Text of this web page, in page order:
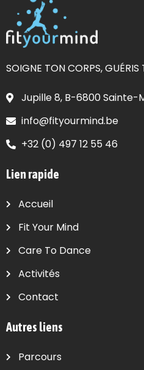
SOIGNE TON CORPS, GUÉRIS
Jupille 8, B-6800 Sainte-
info@fityourmind.be
+32 (0) 497 12 55 46
Lien rapide
Accueil
Fit Your Mind
Care To Dance
Activités
Contact
Autres liens
Parcours